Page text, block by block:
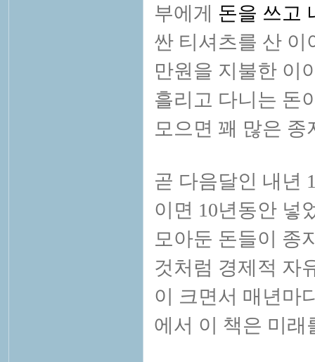
부에게 돈을 쓰고
싼 티셔츠를 산 이
만원을 지불한 이
흘리고 다니는 돈
모으면 꽤 많은
곧 다음달인 내년
이면 10년동안 넣
모아둔 돈들이 종
것처럼 경제적 자
이 크면서 매년마
에서 이 책은 미래